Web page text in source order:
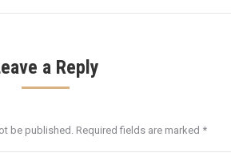
a Reply
be published. Required fields are marked *